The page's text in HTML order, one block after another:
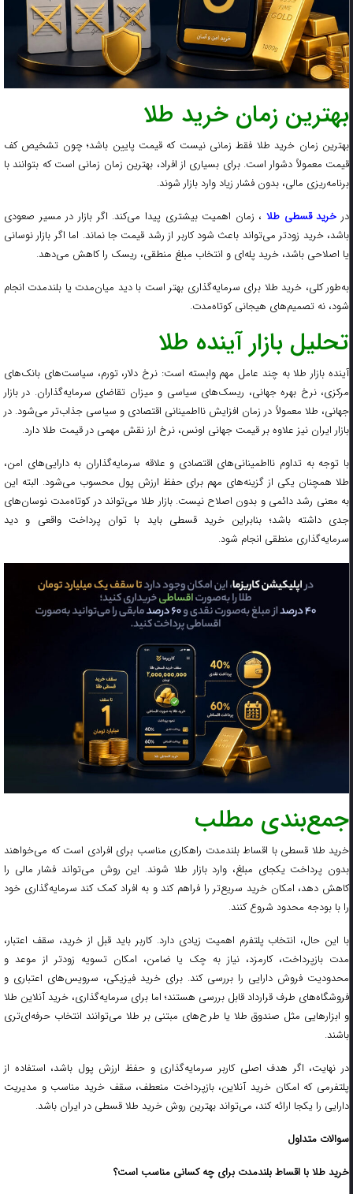
بهترین زمان خرید طلا
بهترین زمان خرید طلا فقط زمانی نیست که قیمت پایین باشد؛ چون تشخیص کف
قیمت معمولاً دشوار است. برای بسیاری از افراد، بهترین زمان زمانی است که بتوانند با
برنامه‌ریزی مالی، بدون فشار زیاد وارد بازار شوند.
در خرید قسطی طلا، زمان اهمیت بیشتری پیدا می‌کند. اگر بازار در مسیر صعودی
باشد، خرید زودتر می‌تواند باعث شود کاربر از رشد قیمت جا نماند. اما اگر بازار نوسانی
یا اصلاحی باشد، خرید پله‌ای و انتخاب مبلغ منطقی، ریسک را کاهش می‌دهد.
به‌طور کلی، خرید طلا برای سرمایه‌گذاری بهتر است با دید میان‌مدت یا بلندمدت انجام
شود، نه تصمیم‌های هیجانی کوتاه‌مدت.
تحلیل بازار آینده طلا
آینده بازار طلا به چند عامل مهم وابسته است: نرخ دلار، تورم، سیاست‌های بانک‌های
مرکزی، نرخ بهره جهانی، ریسک‌های سیاسی و میزان تقاضای سرمایه‌گذاران. در بازار
جهانی، طلا معمولاً در زمان افزایش نااطمینانی اقتصادی و سیاسی جذاب‌تر می‌شود. در
بازار ایران نیز علاوه بر قیمت جهانی اونس، نرخ ارز نقش مهمی در قیمت طلا دارد.
با توجه به تداوم نااطمینانی‌های اقتصادی و علاقه سرمایه‌گذاران به دارایی‌های امن،
طلا همچنان یکی از گزینه‌های مهم برای حفظ ارزش پول محسوب می‌شود. البته این
به معنی رشد دائمی و بدون اصلاح نیست. بازار طلا می‌تواند در کوتاه‌مدت نوسان‌های
جدی داشته باشد؛ بنابراین خرید قسطی باید با توان پرداخت واقعی و دید
سرمایه‌گذاری منطقی انجام شود.
جمع‌بندی مطلب
خرید طلا قسطی با اقساط بلندمدت راهکاری مناسب برای افرادی است که می‌خواهند
بدون پرداخت یکجای مبلغ، وارد بازار طلا شوند. این روش می‌تواند فشار مالی را
کاهش دهد، امکان خرید سریع‌تر را فراهم کند و به افراد کمک کند سرمایه‌گذاری خود
را با بودجه محدود شروع کنند.
با این حال، انتخاب پلتفرم اهمیت زیادی دارد. کاربر باید قبل از خرید، سقف اعتبار،
مدت بازپرداخت، کارمزد، نیاز به چک یا ضامن، امکان تسویه زودتر از موعد و
محدودیت فروش دارایی را بررسی کند. برای خرید فیزیکی، سرویس‌های اعتباری و
فروشگاه‌های طرف قرارداد قابل بررسی هستند؛ اما برای سرمایه‌گذاری، خرید آنلاین طلا
و ابزارهایی مثل صندوق طلا یا طرح‌های مبتنی بر طلا می‌توانند انتخاب حرفه‌ای‌تری
باشند.
در نهایت، اگر هدف اصلی کاربر سرمایه‌گذاری و حفظ ارزش پول باشد، استفاده از
پلتفرمی که امکان خرید آنلاین، بازپرداخت منعطف، سقف خرید مناسب و مدیریت
دارایی را یکجا ارائه کند، می‌تواند بهترین روش خرید طلا قسطی در ایران باشد.
سوالات متداول
خرید طلا با اقساط بلندمدت برای چه کسانی مناسب است؟